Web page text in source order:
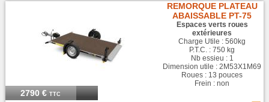
2790 €TTC
REMORQUE PLATEAU
ABAISSABLE PT-75
Espaces verts roues
extérieures
Charge Utile : 560kg
P.T.C. : 750 kg
Nb essieu : 1
Dimension utile : 2M53X1M69
Roues : 13 pouces
Frein : non